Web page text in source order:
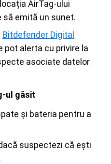
AirTag-ului
emită un sunet.
Bitdefender Digital
pot alerta cu privire la
asociate datelor
ul găsit
și bateria pentru a
suspectezi că ești